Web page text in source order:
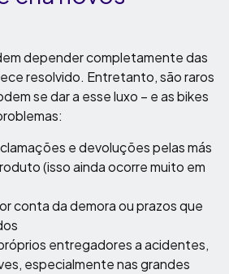
depender completamente das
resolvido. Entretanto, são raros
se dar a esse luxo – e as bikes
e devoluções pelas más
(isso ainda ocorre muito em
conta da demora ou prazos que
entregadores a acidentes,
especialmente nas grandes